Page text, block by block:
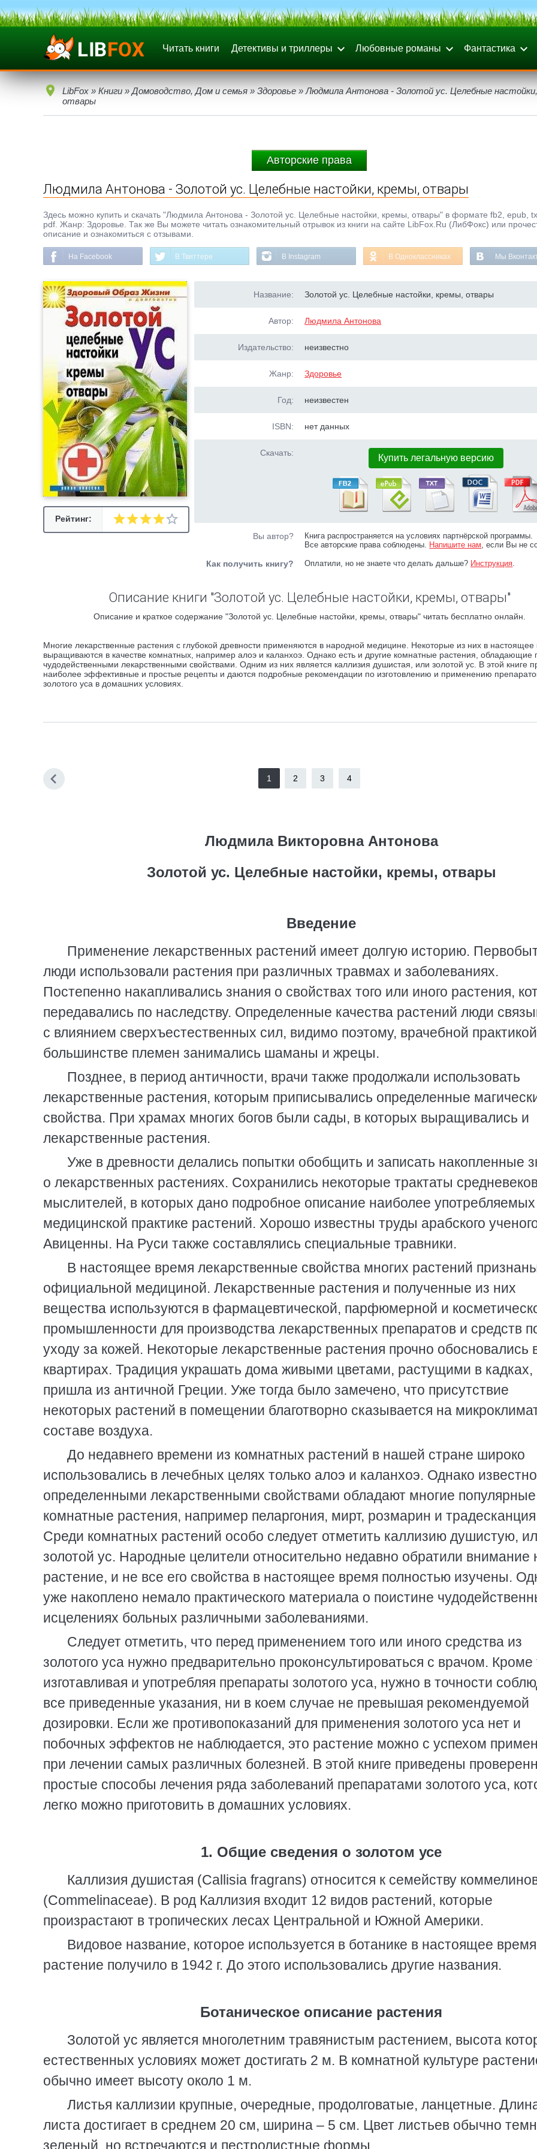
Читать книги Детективы и триллеры Любовные романы Фантастика
LibFox » Книги » Домоводство, Дом и семья » Здоровье » Людмила Антонова - Золотой ус. Целебные
отвары
Авторские права
Людмила Антонова - Золотой ус. Целебные настойки, кремы, отвары
Здесь можно купить и скачать "Людмила Антонова - Золотой ус. Целебные настойки, кремы, отвары" в формате fb2, epub,
pdf. Жанр: Здоровье. Так же Вы можете читать ознакомительный отрывок из книги на сайте LibFox.Ru (ЛибФокс) или
описание и ознакомиться с отзывами.
На Facebook В Твиттере В Instagram В Одноклассниках Мы
Рейтинг:
Название: Золотой ус. Целебные настойки, кремы, отвары
Автор: Людмила Антонова
Издательство: неизвестно
Жанр: Здоровье
Год: неизвестен
ISBN: нет данных
Скачать: Купить легальную версию
Вы автор?
Книга распространяется на условиях партнёрской программы.
Все авторские права соблюдены. Напишите нам, если Вы не
Как получить книгу? Оплатили, но не знаете что делать дальше? Инструкция.
Описание книги "Золотой ус. Целебные настойки, кремы, отвары"
Описание и краткое содержание "Золотой ус. Целебные настойки, кремы, отвары" читать бесплатно онлайн.
Многие лекарственные растения с глубокой древности применяются в народной медицине. Некоторые из них в настоящее
выращиваются в качестве комнатных, например алоэ и каланхоэ. Однако есть и другие комнатные растения, обладающие
чудодейственными лекарственными свойствами. Одним из них является каллизия душистая, или золотой ус. В этой книге
наиболее эффективные и простые рецепты и даются подробные рекомендации по изготовлению и применению
золотого уса в домашних условиях.
1 2 3 4
Людмила Викторовна Антонова
Золотой ус. Целебные настойки, кремы, отвары
Введение
Применение лекарственных растений имеет долгую историю.
люди использовали растения при различных травмах и заболеваниях.
Постепенно накапливались знания о свойствах того или иного растения,
передавались по наследству. Определенные качества растений люди
с влиянием сверхъестественных сил, видимо поэтому, врачебной
большинстве племен занимались шаманы и жрецы.
Позднее, в период античности, врачи также продолжали использовать
лекарственные растения, которым приписывались определенные
свойства. При храмах многих богов были сады, в которых выращивались и
лекарственные растения.
Уже в древности делались попытки обобщить и записать накопленные
о лекарственных растениях. Сохранились некоторые трактаты
мыслителей, в которых дано подробное описание наиболее
медицинской практике растений. Хорошо известны труды арабского
Авиценны. На Руси также составлялись специальные травники.
В настоящее время лекарственные свойства многих растений
официальной медициной. Лекарственные растения и полученные из них
вещества используются в фармацевтической, парфюмерной и
промышленности для производства лекарственных препаратов и средств
уходу за кожей. Некоторые лекарственные растения прочно обосновались
квартирах. Традиция украшать дома живыми цветами, растущими в кадках,
пришла из античной Греции. Уже тогда было замечено, что присутствие
некоторых растений в помещении благотворно сказывается на
составе воздуха.
До недавнего времени из комнатных растений в нашей стране широко
использовались в лечебных целях только алоэ и каланхоэ. Однако
определенными лекарственными свойствами обладают многие популярные
комнатные растения, например пеларгония, мирт, розмарин и
Среди комнатных растений особо следует отметить каллизию душистую,
золотой ус. Народные целители относительно недавно обратили внимание
растение, и не все его свойства в настоящее время полностью изучены.
уже накоплено немало практического материала о поистине
исцелениях больных различными заболеваниями.
Следует отметить, что перед применением того или иного средства из
золотого уса нужно предварительно проконсультироваться с врачом. Кроме
изготавливая и употребляя препараты золотого уса, нужно в точности
все приведенные указания, ни в коем случае не превышая рекомендуемой
дозировки. Если же противопоказаний для применения золотого уса нет и
побочных эффектов не наблюдается, это растение можно с успехом
при лечении самых различных болезней. В этой книге приведены
простые способы лечения ряда заболеваний препаратами золотого уса,
легко можно приготовить в домашних условиях.
1. Общие сведения о золотом усе
Каллизия душистая (Callisia fragrans) относится к семейству
(Commelinaceae). В род Каллизия входит 12 видов растений, которые
произрастают в тропических лесах Центральной и Южной Америки.
Видовое название, которое используется в ботанике в настоящее
растение получило в 1942 г. До этого использовались другие названия.
Ботаническое описание растения
Золотой ус является многолетним травянистым растением, высота
естественных условиях может достигать 2 м. В комнатной культуре
обычно имеет высоту около 1 м.
Листья каллизии крупные, очередные, продолговатые, ланцетные.
листа достигает в среднем 20 см, ширина – 5 см. Цвет листьев обычно
зеленый, но встречаются и пестролистные формы.